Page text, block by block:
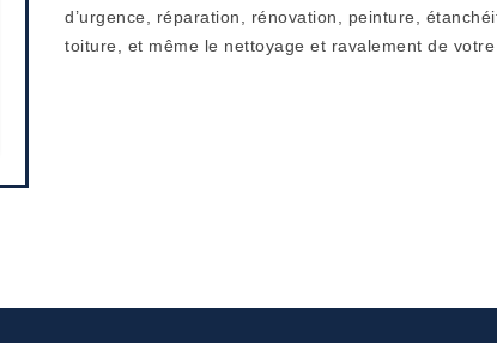
d’urgence, réparation, rénovation, peinture,
toiture, et même le nettoyage et ravalement de votre